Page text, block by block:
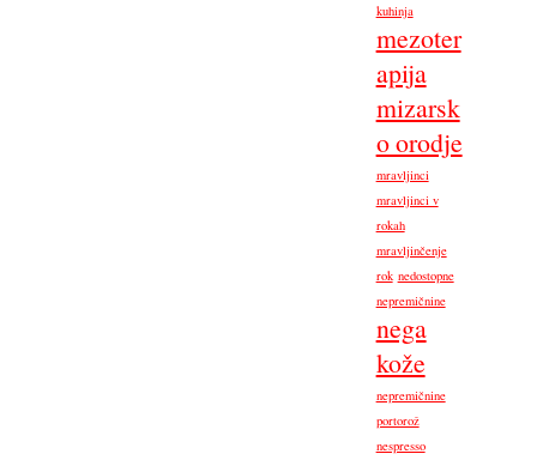
kuhinja
mezoter
apija
mizarsk
o orodje
mravljinci
mravljinci v
rokah
mravljinčenje
rok nedostopne
nepremičnine
nega
kože
nepremičnine
portorož
nespresso